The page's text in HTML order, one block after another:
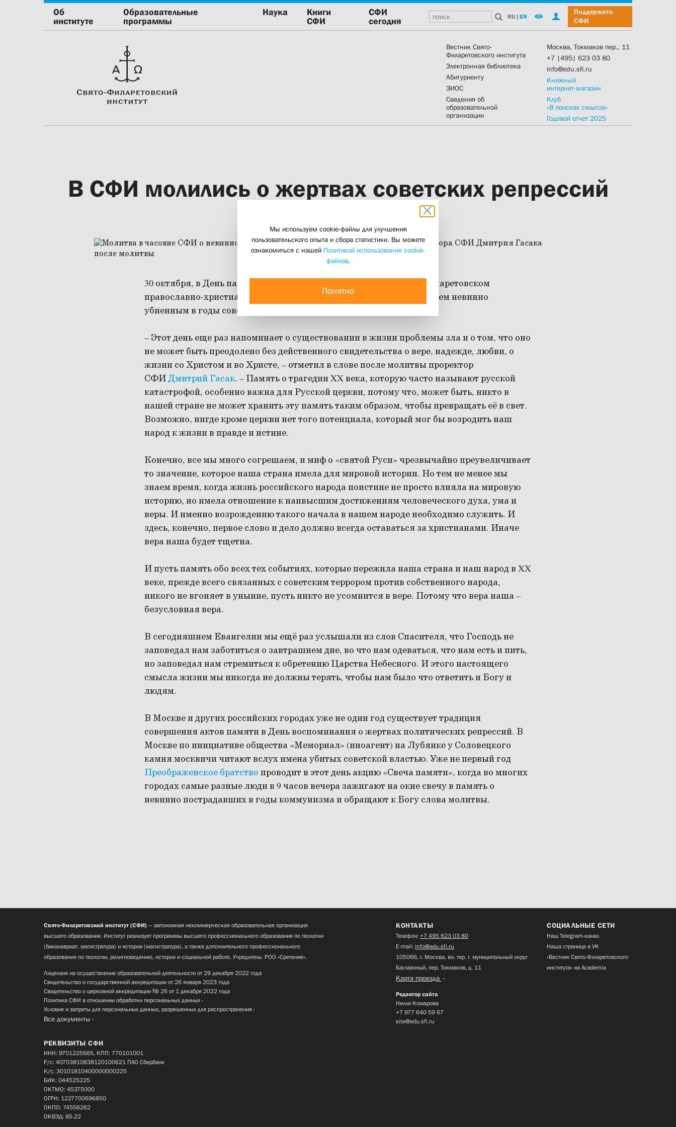
Об
институте
Образовательные
программы
Наука
Книги
СФИ
СФИ
сегодня
RU | EN
Поддержите
СФИ
Вестник Свято-
Филаретовского института
Электронная библиотека
Абитуриенту
ЭИОС
Сведения об
образовательной
организации
Москва, Токмаков пер., 11
+7 |495| 623 03 80
info@edu.sfi.ru
Книжный
интернет-магазин
Клуб
«В поисках смысла»
Годовой отчет 2025
В СФИ молились о жертвах советских репрессий
30 октября, в День памяти жертв советских репрессий, в Свято-Филаретовском
православно-христианском институте была совершена лития по всем невинно
убиенным в годы советской власти.
– Этот день еще раз напоминает о существовании в жизни проблемы зла и о том, что оно
не может быть преодолено без действенного свидетельства о вере, надежде, любви, о
жизни со Христом и во Христе, – отметил в слове после молитвы проректор
СФИДмитрий Гасак. – Память о трагедии XX века, которую часто называют русской
катастрофой, особенно важна для Русской церкви, потому что, может быть, никто в
нашей стране не может хранить эту память таким образом, чтобы превращать её в свет.
Возможно, нигде кроме церкви нет того потенциала, который мог бы возродить наш
народ к жизни в правде и истине.
Конечно, все мы много согрешаем, и миф о «святой Руси» чрезвычайно преувеличивает
то значение, которое наша страна имела для мировой истории. Но тем не менее мы
знаем время, когда жизнь российского народа поистине не просто влияла на мировую
историю, но имела отношение к наивысшим достижениям человеческого духа, ума и
веры. И именно возрождению такого начала в нашем народе необходимо служить. И
здесь, конечно, первое слово и дело должно всегда оставаться за христианами. Иначе
вера наша будет тщетна.
И пусть память обо всех тех событиях, которые пережила наша страна и наш народ в XX
веке, прежде всего связанных с советским террором против собственного народа,
никого не вгоняет в уныние, пусть никто не усомнится в вере. Потому что вера наша–
безусловная вера.
В сегодняшнем Евангелии мы ещё раз услышали из слов Спасителя, что Господь не
заповедал нам заботиться о завтрашнем дне, во что нам одеваться, что нам есть и пить,
но заповедал нам стремиться к обретению Царства Небесного. И этого настоящего
смысла жизни мы никогда не должны терять, чтобы нам было что ответить и Богу и
людям.
В Москве и других российских городах уже не один год существует традиция
совершения актов памяти в День воспоминания о жертвах политических репрессий. В
Москве по инициативе общества «Мемориал» (иноагент) на Лубянке у Соловецкого
камня москвичи читают вслух имена убитых советской властью. Уже не первый год
Преображенское братство проводит в этот день акцию «Свеча памяти», когда во многих
городах самые разные люди в 9 часов вечера зажигают на окне свечу в память о
невинно пострадавших в годы коммунизма и обращают к Богу слова молитвы.
Мы используем cookie-файлы для улучшения
пользовательского опыта и сбора статистики. Вы можете
ознакомиться с нашей Политикой использования cookie-
файлов.
Понятно
Свято-Филаретовский институт (СФИ) — автономная некоммерческая образовательная организация
высшего образования. Институт реализует программы высшего профессионального образования по теологии
(бакалавриат, магистратура) и истории (магистратура), а также дополнительного профессионального
образования по теологии, религиоведению, истории и социальной работе. Учредитель: РОО «Сретение».
Лицензия на осуществление образовательной деятельности от 29 декабря 2022 года
Свидетельство о государственной аккредитации от 26 января 2023 года
Свидетельство о церковной аккредитации № 26 от 1 декабря 2022 года
Политика СФИ в отношении обработки персональных данных
Условия и запреты для персональных данных, разрешенных для распространения
Все документы
КОНТАКТЫ
Телефон: +7 495 623 03 80
E-mail: info@edu.sfi.ru
105066, г. Москва, вн. тер. г. муниципальный округ
Басманный, пер. Токмаков, д. 11
Карта проезда
Редактор сайта
Нелля Комарова
+7 977 640 59 67
site@edu.sfi.ru
СОЦИАЛЬНЫЕ СЕТИ
Наш Telegram-канал
Наша страница в VK
«Вестник Свято-Филаретовского
института» на Academia
РЕКВИЗИТЫ СФИ
ИНН: 9701225665, КПП: 770101001
Р/с: 40703810838120100621 ПАО Сбербанк
К/с: 30101810400000000225
БИК: 044525225
ОКТМО: 45375000
ОГРН: 1227700696850
ОКПО: 74556262
ОКВЭД: 85.22